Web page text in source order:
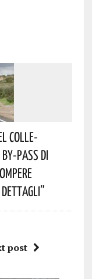
Colle-
Pass Di
post